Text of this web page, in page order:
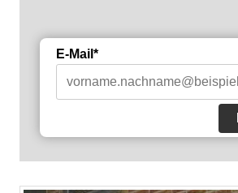
E-Mail*